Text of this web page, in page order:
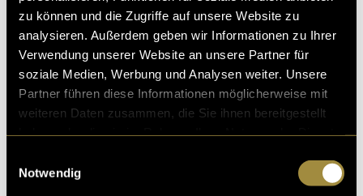
zu können und die Zugriffe auf unsere Website zu
analysieren. Außerdem geben wir Informationen zu Ihrer
Verwendung unserer Website an unsere Partner für
soziale Medien, Werbung und Analysen weiter. Unsere
Partner führen diese Informationen möglicherweise mit
weiteren Daten zusammen, die Sie ihnen bereitgestellt
Notwendig